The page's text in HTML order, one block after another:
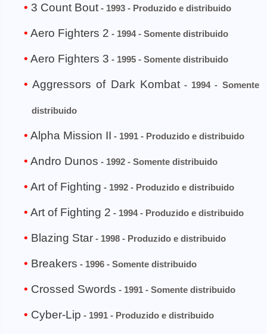
3 Count Bout - 1993 - Produzido e distribuido
Aero Fighters 2 - 1994 - Somente distribuido
Aero Fighters 3 - 1995 - Somente distribuido
Aggressors of Dark Kombat- 1994 - Somente
distribuido
Alpha Mission II - 1991 - Produzido e distribuido
Andro Dunos - 1992 - Somente distribuido
Art of Fighting - 1992 - Produzido e distribuido
Art of Fighting 2 - 1994 - Produzido e distribuido
Blazing Star - 1998 - Produzido e distribuido
Breakers - 1996 - Somente distribuido
Crossed Swords - 1991 - Somente distribuido
Cyber-Lip - 1991 - Produzido e distribuido